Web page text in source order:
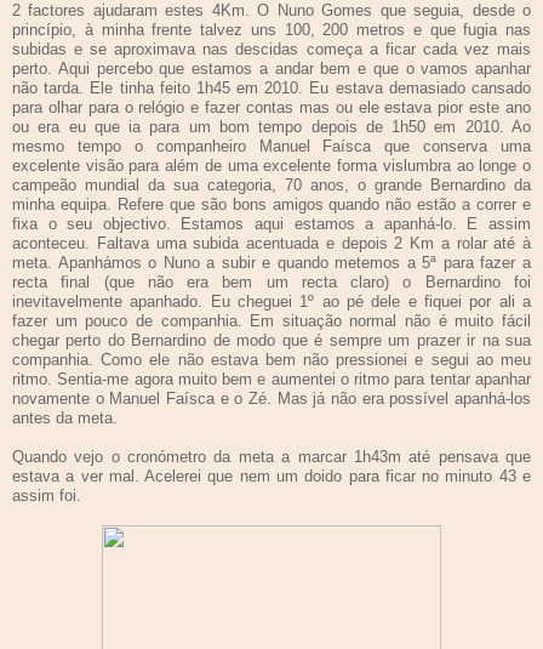
2 factores ajudaram estes 4Km. O Nuno Gomes que seguia, desde o
princípio, à minha frente talvez uns 100, 200 metros e que fugia nas
subidas e se aproximava nas descidas começa a ficar cada vez mais
perto. Aqui percebo que estamos a andar bem e que o vamos apanhar
não tarda. Ele tinha feito 1h45 em 2010. Eu estava demasiado cansado
para olhar para o relógio e fazer contas mas ou ele estava pior este ano
ou era eu que ia para um bom tempo depois de 1h50 em 2010. Ao
mesmo tempo o companheiro Manuel Faísca que conserva uma
excelente visão para além de uma excelente forma vislumbra ao longe o
campeão mundial da sua categoria, 70 anos, o grande Bernardino da
minha equipa. Refere que são bons amigos quando não estão a correr e
fixa o seu objectivo. Estamos aqui estamos a apanhá-lo. E assim
aconteceu. Faltava uma subida acentuada e depois 2 Km a rolar até à
meta. Apanhámos o Nuno a subir e quando metemos a 5ª para fazer a
recta final (que não era bem um recta claro) o Bernardino foi
inevitavelmente apanhado. Eu cheguei 1º ao pé dele e fiquei por ali a
fazer um pouco de companhia. Em situação normal não é muito fácil
chegar perto do Bernardino de modo que é sempre um prazer ir na sua
companhia. Como ele não estava bem não pressionei e segui ao meu
ritmo. Sentia-me agora muito bem e aumentei o ritmo para tentar apanhar
novamente o Manuel Faísca e o Zé. Mas já não era possível apanhá-los
antes da meta.
Quando vejo o cronómetro da meta a marcar 1h43m até pensava que
estava a ver mal. Acelerei que nem um doido para ficar no minuto 43 e
assim foi.